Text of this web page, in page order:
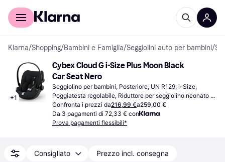
Per il tuo shopping
Klarna/Shopping/Bambini e Famiglia/Seggiolini auto per bambini/
+1
Cybex Cloud G i-Size Plus Moon Black
Car Seat Nero
Seggiolino per bambini, Posteriore, UN R129, i-Size,
Poggiatesta regolabile, Riduttore per seggiolino neonato
incluso, Protezione dagli urti laterali (ASIP), Rivestimento
lavabile, Girevole, Maniglia di trasporto
Confronta i prezzi da216,99 €a259,00 €
Da 3 pagamenti di 72,33 € con
Prova pagamenti flessibili*
Consigliato Prezzo incl. consegna